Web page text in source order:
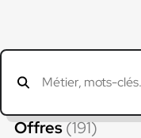
Offres(191)